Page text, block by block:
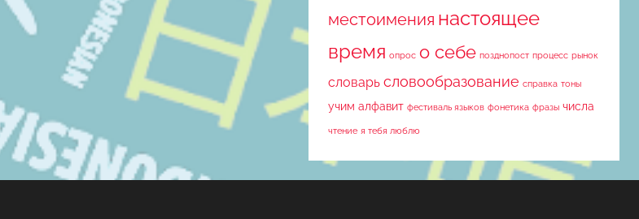
местоимения настоящее
время опрос о себе позднопост процесс рынок
словарь словообразование справка тоны
учим алфавит фестиваль языков фонетика фразы числа
чтение я тебя люблю